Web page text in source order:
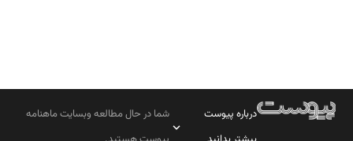
درباره پیوست
شما در حال مطالعه وبسایت ماهنامه